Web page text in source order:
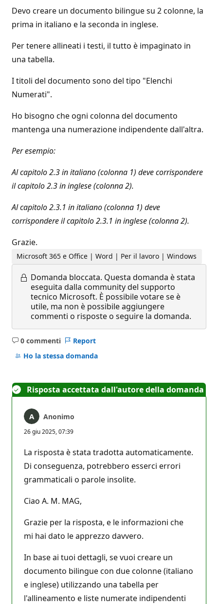
Devo creare un documento bilingue su 2 colonne, la
prima in italiano e la seconda in inglese.
Per tenere allineati i testi, il tutto è impaginato in
una tabella.
I titoli del documento sono del tipo "Elenchi
Numerati".
Ho bisogno che ogni colonna del documento
mantenga una numerazione indipendente dall'altra.
Per esempio:
Al capitolo 2.3 in italiano (colonna 1) deve corrispondere
il capitolo 2.3 in inglese (colonna 2).
Al capitolo 2.3.1 in italiano (colonna 1) deve
corrispondere il capitolo 2.3.1 in inglese (colonna 2).
Grazie.
Microsoft 365 e Office | Word | Per il lavoro | Windows
Domanda bloccata. Questa domanda è stata
eseguita dalla community del supporto
tecnico Microsoft. È possibile votare se è
utile, ma non è possibile aggiungere
commenti o risposte o seguire la domanda.
0 commenti
Nessun
commento
Report
Ho la stessa domanda
Risposta accettata dall'autore della domanda
Anonimo
26 giu 2025, 07:39
La risposta è stata tradotta automaticamente.
Di conseguenza, potrebbero esserci errori
grammaticali o parole insolite.
Ciao A. M. MAG,
Grazie per la risposta, e le informazioni che
mi hai dato le apprezzo davvero.
In base ai tuoi dettagli, se vuoi creare un
documento bilingue con due colonne (italiano
e inglese) utilizzando una tabella per
l'allineamento e liste numerate indipendenti